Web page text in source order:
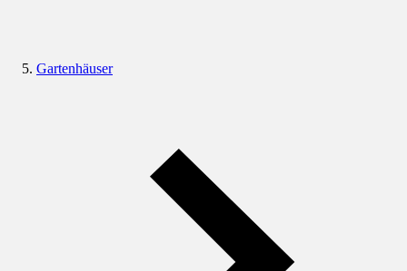
Gartenhäuser